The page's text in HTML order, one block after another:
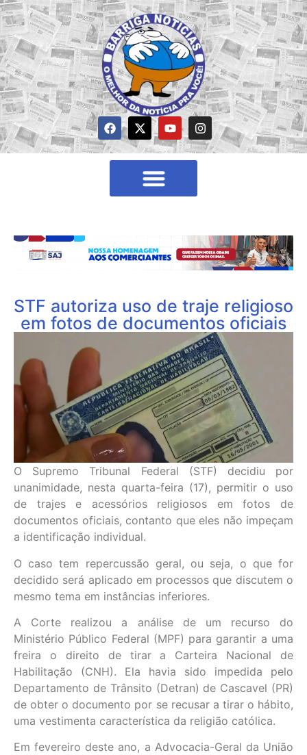
STF autoriza uso de traje religioso
em fotos de documentos oficiais
O Supremo Tribunal Federal (STF) decidiu por
unanimidade, nesta quarta-feira (17), permitir o uso
de trajes e acessórios religiosos em fotos de
documentos oficiais, contanto que eles não impeçam
a identificação individual.
O caso tem repercussão geral, ou seja, o que for
decidido será aplicado em processos que discutem o
mesmo tema em instâncias inferiores.
A Corte realizou a análise de um recurso do
Ministério Público Federal (MPF) para garantir a uma
freira o direito de tirar a Carteira Nacional de
Habilitação (CNH). Ela havia sido impedida pelo
Departamento de Trânsito (Detran) de Cascavel (PR)
de obter o documento por se recusar a tirar o hábito,
uma vestimenta característica da religião católica.
Em fevereiro deste ano, a Advocacia-Geral da União